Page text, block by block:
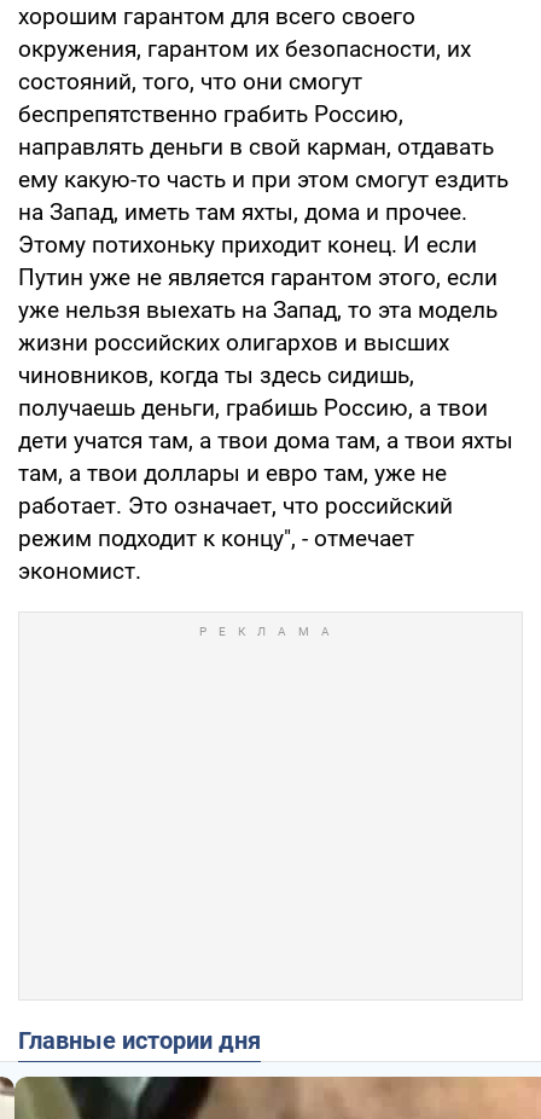
хорошим гарантом для всего своего
окружения, гарантом их безопасности, их
состояний, того, что они смогут
беспрепятственно грабить Россию,
направлять деньги в свой карман, отдавать
ему какую-то часть и при этом смогут ездить
на Запад, иметь там яхты, дома и прочее.
Этому потихоньку приходит конец. И если
Путин уже не является гарантом этого, если
уже нельзя выехать на Запад, то эта модель
жизни российских олигархов и высших
чиновников, когда ты здесь сидишь,
получаешь деньги, грабишь Россию, а твои
дети учатся там, а твои дома там, а твои яхты
там, а твои доллары и евро там, уже не
работает. Это означает, что российский
режим подходит к концу", - отмечает
экономист.
Главные истории дня